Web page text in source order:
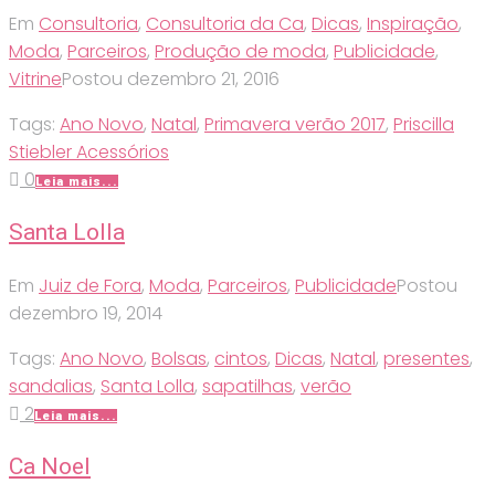
Em Consultoria, Consultoria da Ca, Dicas, Inspiração,
Moda, Parceiros, Produção de moda, Publicidade,
VitrinePostou dezembro 21, 2016
Tags: Ano Novo, Natal, Primavera verão 2017, Priscilla
Stiebler Acessórios
0Leia mais...
Santa Lolla
Em Juiz de Fora, Moda, Parceiros, PublicidadePostou
dezembro 19, 2014
Tags: Ano Novo, Bolsas, cintos, Dicas, Natal, presentes,
sandalias, Santa Lolla, sapatilhas, verão
2Leia mais...
Ca Noel